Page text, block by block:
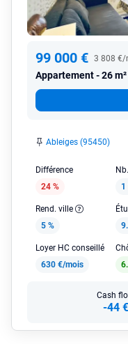
99 000 € 3 808 €/
Appartement 26
Ableiges (95450)
Différence
24 %
Rend. ville
5 %
Loyer HC conseillé
630 €/mois
Cash
-44 €